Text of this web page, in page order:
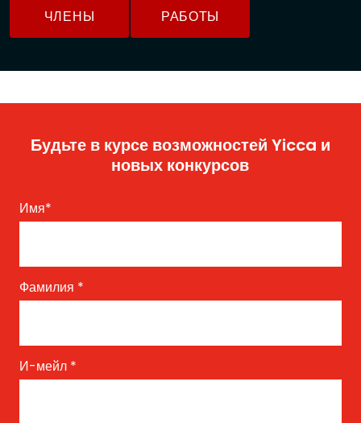
ЧЛЕНЫ РАБОТЫ
Будьте в курсе возможностей Yicca и
новых конкурсов
Имя*
Фамилия *
И-мейл *